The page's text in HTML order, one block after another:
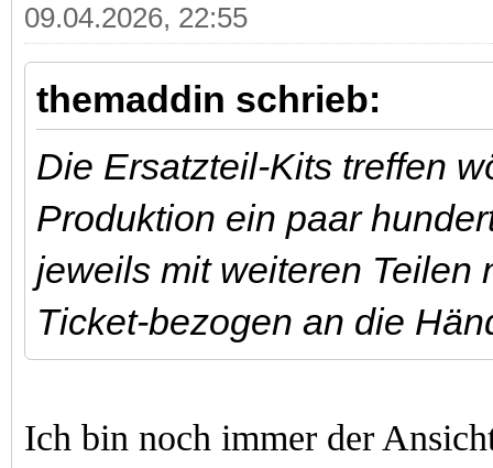
09.04.2026, 22:55
themaddin schrieb:
Die Ersatzteil-Kits treffen
Produktion ein paar
jeweils mit weiteren Teilen
Ticket-bezogen an die
Ich bin noch immer der